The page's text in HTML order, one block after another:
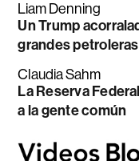
Liam Denning
Un Trump
grandes petroleras
Claudia Sahm
La Reserva
a la gente común